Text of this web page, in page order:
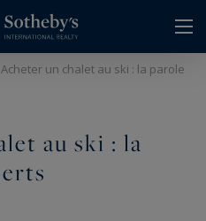
Acheter un chalet au ski : la parole
au ski : la